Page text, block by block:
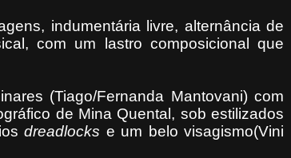
indumentária livre, alternância de
com um lastro composicional que
(Tiago/Fernanda Mantovani) com
de Mina Quental, sob estilizados
dreadlocks e um belo visagismo(Vini